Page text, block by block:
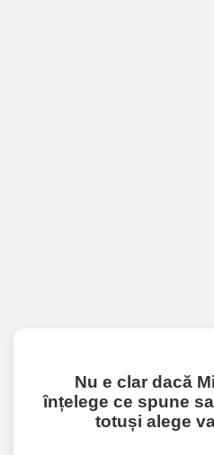
Nu e clar dacă
înțelege ce spune
totuși alege